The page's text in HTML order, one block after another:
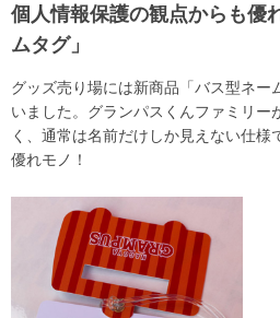
個人情報保護の観点からも優
ムタグ」
グッズ売り場には新商品「バス型ネ
いました。グランパスくんファミリー
く、通常は名前だけしか見えない仕様
優れモノ！